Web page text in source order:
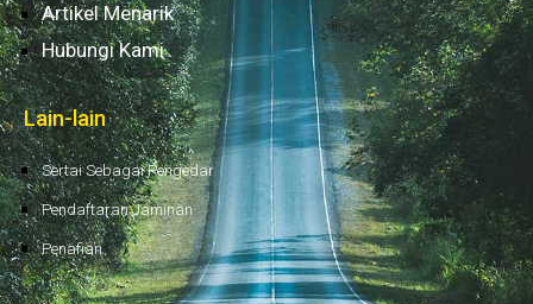
Artikel Menarik
Hubungi Kami
Lain-lain
Sertai Sebagai Pengedar
Pendaftaran Jaminan
Penafian